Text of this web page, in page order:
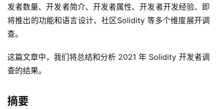
发者数量、开发者简介、开发者属性、开发者开发经验、即
将推出的功能和语言设计、社区Solidity 等多个维度展开调
查。
这篇文章中，我们将总结和分析 2021 年 Solidity 开发者调
查的结果。
摘要